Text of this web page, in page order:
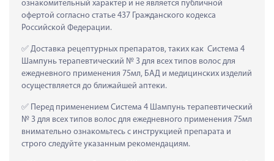
ознакомительный характер и не является публичной
офертой согласно статье 437 Гражданского кодекса
Российской Федерации.
Доставка рецептурных препаратов, таких как  Система 4
Шампунь терапевтический № 3 для всех типов волос для
ежедневного применения 75мл, БАД и медицинских изделий
осуществляется до ближайшей аптеки.
Перед применением Система 4 Шампунь терапевтический
№ 3 для всех типов волос для ежедневного применения 75мл
внимательно ознакомьтесь с инструкцией препарата и
строго следуйте указанным рекомендациям.